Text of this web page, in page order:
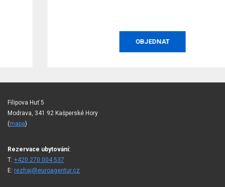
Filipova Huť 5
Modrava, 341 92 Kašperské Hory
(mapa)
Rezervace ubytování:
T: +420 270 004 537
E: rezhaj@euroagentur.cz